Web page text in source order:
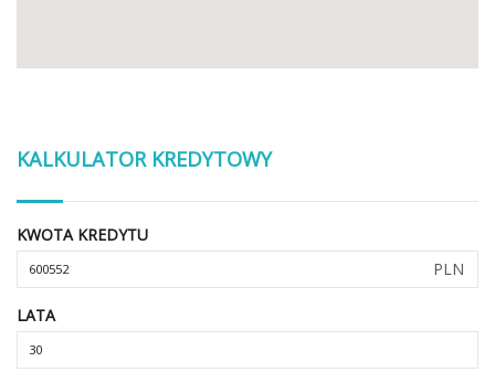
KALKULATOR KREDYTOWY
KWOTA KREDYTU
PLN
LATA